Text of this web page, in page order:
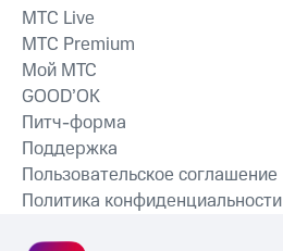
MTС Live
MTС Premium
Мой МТС
GOOD’OK
Питч-форма
Поддержка
Пользовательское соглашение
Политика конфиденциальности